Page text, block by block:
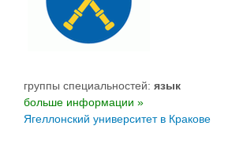
группы специальностей: язык
больше информации »
Ягеллонский университет в Кракове